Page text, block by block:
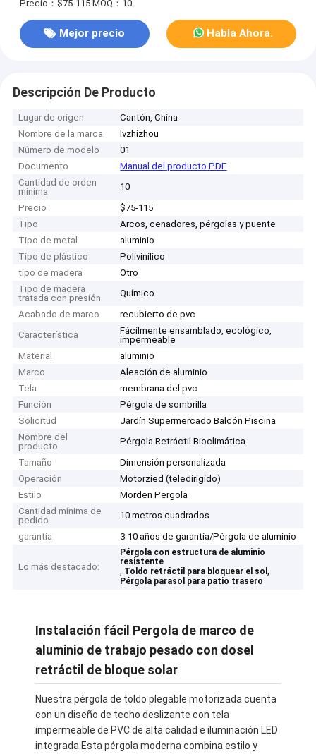
Precio：$75-115 MOQ：10
Mejor precio Habla Ahora.
Descripción De Producto
Lugar de origen
Cantón, China
Nombre de la marca
lvzhizhou
Número de modelo
01
Documento
Manual del producto PDF
Cantidad de orden
mínima
10
Precio
$75-115
Tipo
Arcos, cenadores, pérgolas y puente
Tipo de metal
aluminio
Tipo de plástico
Polivinílico
tipo de madera
Otro
Tipo de madera
tratada con presión
Químico
Acabado de marco
recubierto de pvc
Característica
Fácilmente ensamblado, ecológico,
impermeable
Material
aluminio
Marco
Aleación de aluminio
Tela
membrana del pvc
Función
Pérgola de sombrilla
Solicitud
Jardín Supermercado Balcón Piscina
Nombre del
producto
Pérgola Retráctil Bioclimática
Tamaño
Dimensión personalizada
Operación
Motorzied (teledirigido)
Estilo
Morden Pergola
Cantidad mínima de
pedido
10 metros cuadrados
garantía
3-10 años de garantía/Pérgola de aluminio
Lo más destacado:
Pérgola con estructura de aluminio
resistente
, Toldo retráctil para bloquear el sol,
Pérgola parasol para patio trasero
Instalación fácil Pergola de marco de
aluminio de trabajo pesado con dosel
retráctil de bloque solar
Nuestra pérgola de toldo plegable motorizada cuenta
con un diseño de techo deslizante con tela
impermeable de PVC de alta calidad e iluminación LED
integrada.Esta pérgola moderna combina estilo y